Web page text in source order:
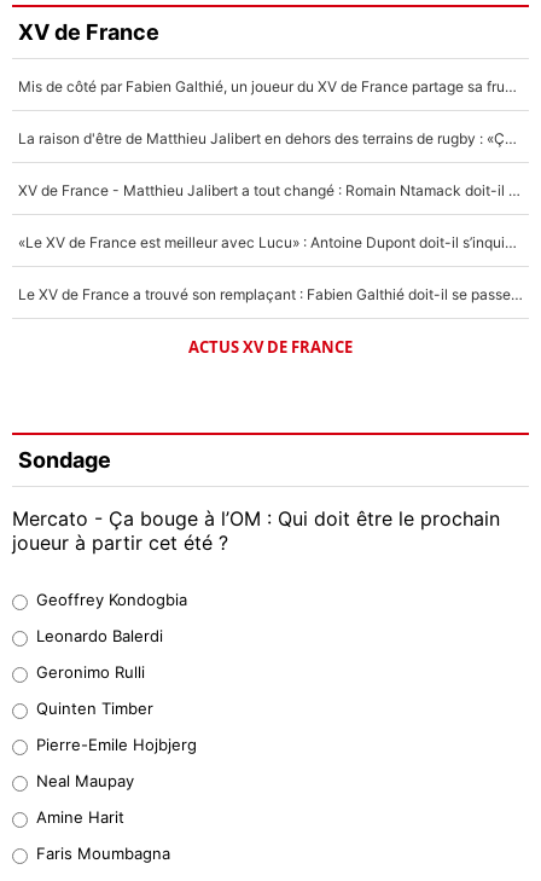
XV de France
Mis de côté par Fabien Galthié, un joueur du XV de France partage sa frustration : «ils ne me l’ont pas dit tout de suite»
La raison d'être de Matthieu Jalibert en dehors des terrains de rugby : «Ça m'atteint autant que si tu touches à un membre de ma famille»
XV de France - Matthieu Jalibert a tout changé : Romain Ntamack doit-il s’inquiéter pour sa place à un an de la Coupe du monde ?
«Le XV de France est meilleur avec Lucu» : Antoine Dupont doit-il s’inquiéter pour sa place ?
Le XV de France a trouvé son remplaçant : Fabien Galthié doit-il se passer d'Antoine Dupont ?
ACTUS XV DE FRANCE
Sondage
Mercato - Ça bouge à l’OM : Qui doit être le prochain
joueur à partir cet été ?
38%
32%
5%
1%
Geoffrey Kondogbia
Leonardo Balerdi
Geronimo Rulli
Quinten Timber
Pierre-Emile Hojbjerg
Neal Maupay
Amine Harit
Faris Moumbagna